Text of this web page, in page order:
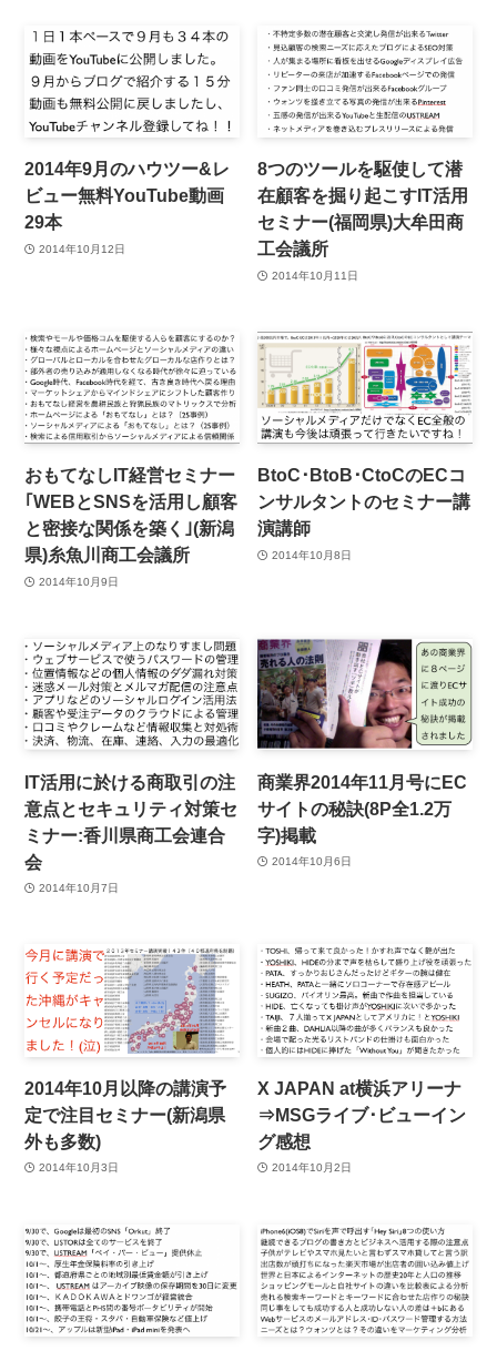
2014年9月のハウツー&レ
ビュー無料YouTube動画
29本
2014年10月12日
8つのツールを駆使して潜
在顧客を掘り起こすIT活用
セミナー(福岡県)大牟田商
工会議所
2014年10月11日
おもてなしIT経営セミナー
｢WEBとSNSを活用し顧客
と密接な関係を築く｣(新潟
県)糸魚川商工会議所
2014年10月9日
BtoC･BtoB･CtoCのECコ
ンサルタントのセミナー講
演講師
2014年10月8日
IT活用に於ける商取引の注
意点とセキュリティ対策セ
ミナー:香川県商工会連合
会
2014年10月7日
商業界2014年11月号にEC
サイトの秘訣(8P全1.2万
字)掲載
2014年10月6日
2014年10月以降の講演予
定で注目セミナー(新潟県
外も多数)
2014年10月3日
X JAPAN at横浜アリーナ
⇒MSGライブ･ビューイン
グ感想
2014年10月2日